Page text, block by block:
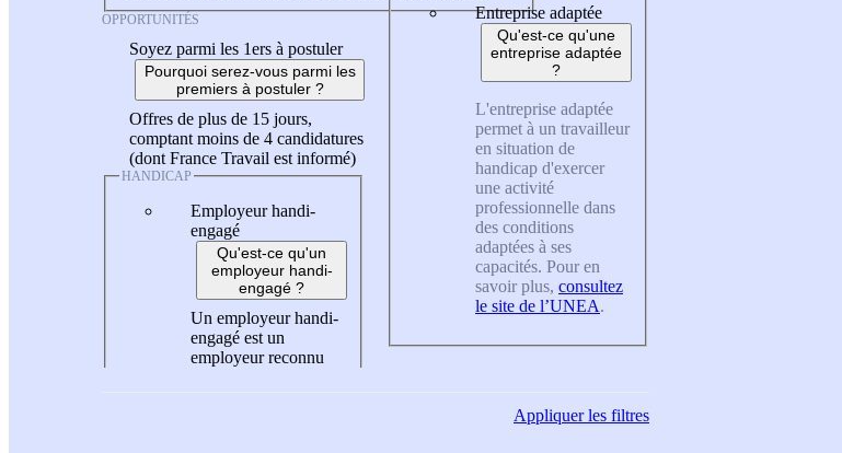
OPPORTUNITÉS
Soyez parmi les 1ers à postuler
Pourquoi serez-vous parmi les
premiers à postuler ?
Offres de plus de 15 jours,
comptant moins de 4 candidatures
(dont France Travail est informé)
HANDICAP
Employeur handi-
engagé
Qu'est-ce qu'un
employeur handi-
engagé ?
Un employeur handi-
engagé est un
employeur reconnu
Entreprise adaptée
Qu'est-ce qu'une
entreprise adaptée
?
L'entreprise adaptée
permet à un travailleur
en situation de
handicap d'exercer
une activité
professionnelle dans
des conditions
adaptées à ses
capacités. Pour en
savoir plus, consultez
le site de l’UNEA.
Appliquerles filtres